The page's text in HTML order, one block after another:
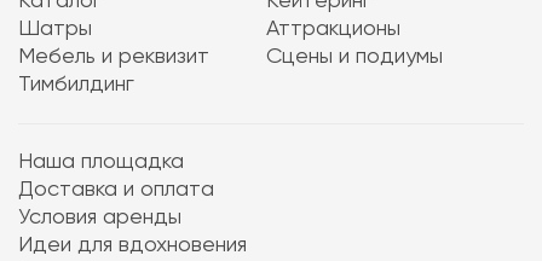
Шатры
Аттракционы
Мебель и реквизит
Сцены и подиумы
Тимбилдинг
Наша площадка
Доставка и оплата
Условия аренды
Идеи для вдохновения